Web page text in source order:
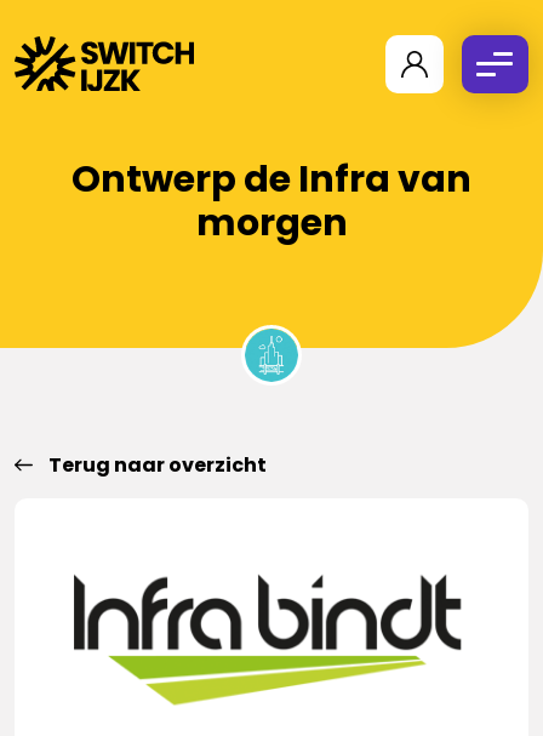
Ontwerp de Infra van
morgen
Terug naar overzicht